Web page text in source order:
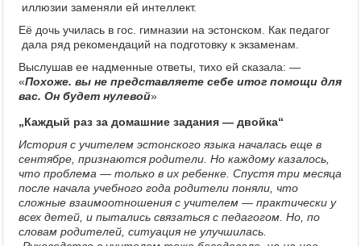
иллюзии заменяли ей интеллект.
Её дочь училась в гос. гимназии на эстонском. Как педагог
дала ряд рекомендаций на подготовку к экзаменам.
Выслушав ее надменные ответы, тихо ей сказала: —
«Похоже. вы не представляете себе итог помощи для
вас. Он будет нулевой»
„Каждый раз за домашние задания — двойка“
История с учителем эстонского языка началась еще в
сентябре, признаются родители. Но каждому казалось,
что проблема — только в их ребенке. Спустя три месяца
после начала учебного года родители поняли, что
сложные взаимоотношения с учителем — практически у
всех детей, и пытались связаться с педагогом. Но, по
словам родителей, ситуация не улучшилась.